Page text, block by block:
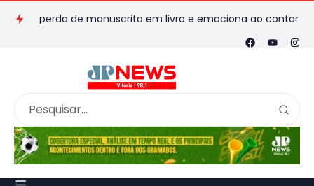
perda de manuscrito em livro e emociona ao contar história